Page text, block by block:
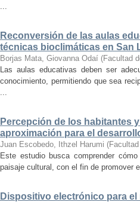
...
Reconversión de las aulas
técnicas bioclimáticas en San
Borjas Mata, Giovanna Odaí (Facultad
Las aulas educativas deben ser
conocimiento, permitiendo que sea
...
Percepción de los habitantes
aproximación para el
Juan Escobedo, Ithzel Harumi (
Este estudio busca comprender
paisaje cultural, con el fin de promover
Dispositivo electrónico para